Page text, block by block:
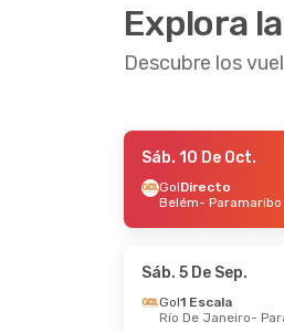
Explora
Descubre los
- Dom. 27 De Sep.
1 Escala
Puerto España
- Vie. 16 De Oct.
Sáb. 10 De Oct.
GolDirecto
Belém- Paramaribo
Sáb. 5 De Sep.
Gol1 Escala
Río De Janeiro-